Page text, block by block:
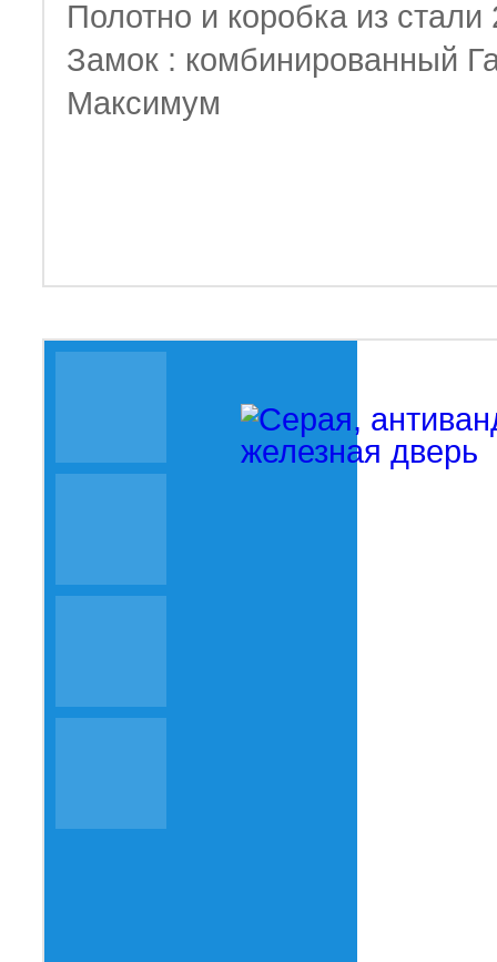
Полотно и коробка из
Замок : комбинированный
Максимум